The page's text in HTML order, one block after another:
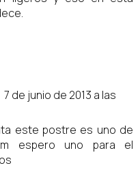
7 de junio de 2013 a las
este postre es uno de
espero uno para el